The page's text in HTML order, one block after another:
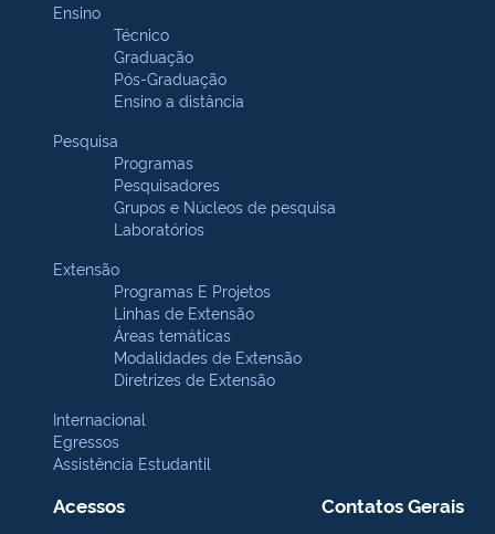
Ensino
Técnico
Graduação
Pós-Graduação
Ensino a distância
Pesquisa
Programas
Pesquisadores
Grupos e Núcleos de pesquisa
Laboratórios
Extensão
Programas E Projetos
Linhas de Extensão
Áreas temáticas
Modalidades de Extensão
Diretrizes de Extensão
Internacional
Egressos
Assistência Estudantil
Acessos Contatos Gerais